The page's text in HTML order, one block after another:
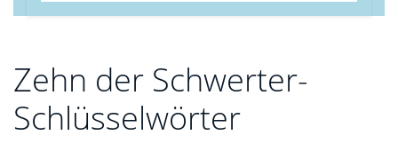
Zehn der Schwerter-
Schlüsselwörter